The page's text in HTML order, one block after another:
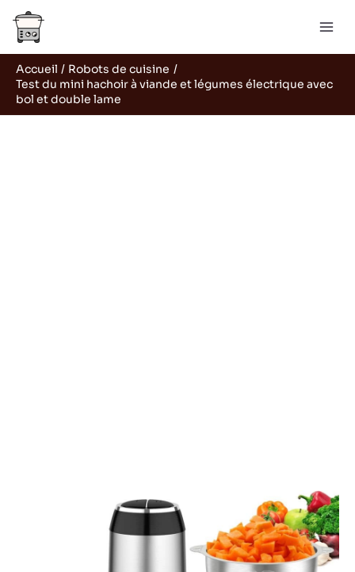
Aller
contenu
Accueil
Robots de cuisine
Test du mini hachoir à viande et légumes électrique avec
bol et double lame
Rechercher